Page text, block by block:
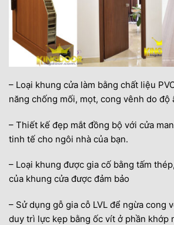
– Loại khung cửa làm bằng chất liệu
năng chống mối, mọt, cong vênh do độ
– Thiết kế đẹp mắt đồng bộ với cửa
tinh tế cho ngôi nhà của bạn.
– Loại khung được gia cố bằng tấm
của khung cửa được đảm bảo
– Sử dụng gỗ gia cỗ LVL để ngừa cong
duy trì lực kẹp bằng ốc vít ở phần khớp